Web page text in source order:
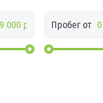
Пробег от